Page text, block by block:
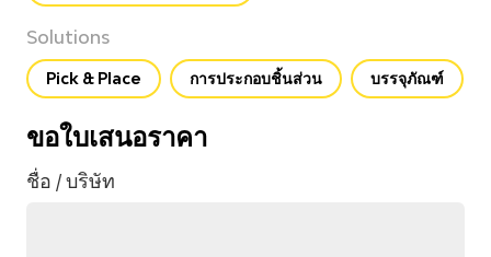
Solutions
Pick & Place การประกอบชิ้นส่วน บรรจุภัณฑ์
ขอใบเสนอราคา
ชื่อ / บริษัท